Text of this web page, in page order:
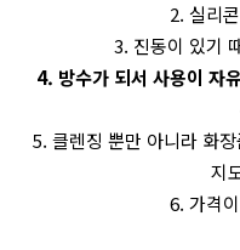
2. 실리
3. 진동이 있기
4. 방수가 되서 사용이 자
5. 클렌징 뿐만 아니라 화
지
6. 가격